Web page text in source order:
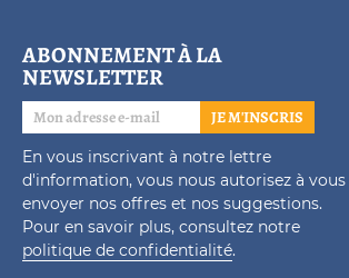
ABONNEMENT À LA
NEWSLETTER
JE M'INSCRIS
En vous inscrivant à notre lettre
d'information, vous nous autorisez à vous
envoyer nos offres et nos suggestions.
Pour en savoir plus, consultez notre
politique de confidentialité.